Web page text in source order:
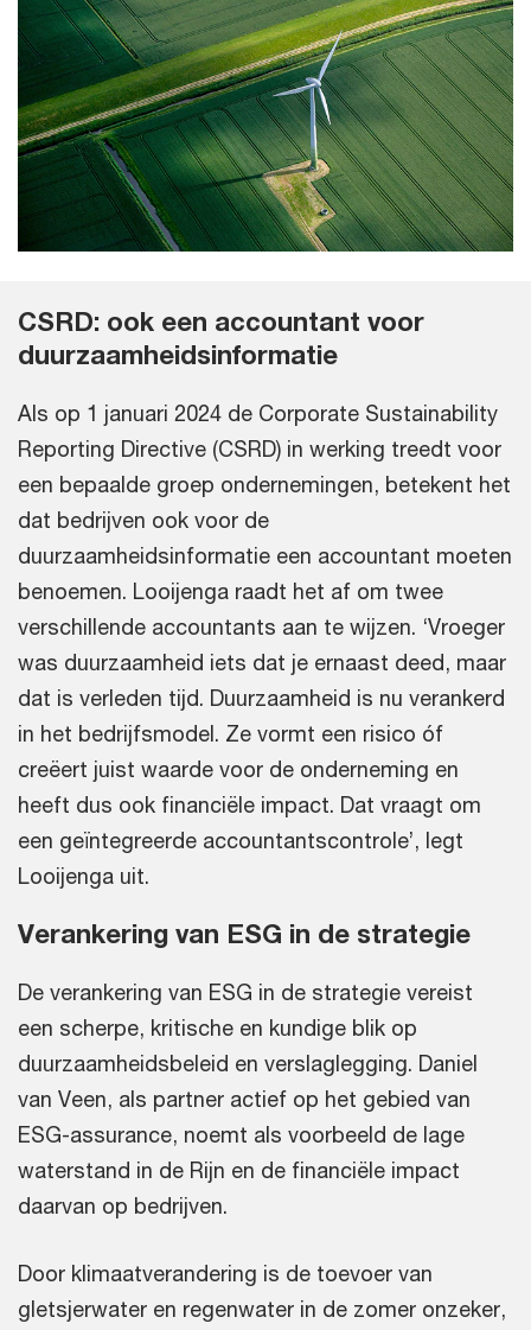
CSRD: ook een accountant voor
duurzaamheidsinformatie
Als op 1 januari 2024 de Corporate Sustainability
Reporting Directive (CSRD) in werking treedt voor
een bepaalde groep ondernemingen, betekent het
dat bedrijven ook voor de
duurzaamheidsinformatie een accountant moeten
benoemen. Looijenga raadt het af om twee
verschillende accountants aan te wijzen. ‘Vroeger
was duurzaamheid iets dat je ernaast deed, maar
dat is verleden tijd. Duurzaamheid is nu verankerd
in het bedrijfsmodel. Ze vormt een risico óf
creëert juist waarde voor de onderneming en
heeft dus ook financiële impact. Dat vraagt om
een geïntegreerde accountantscontrole’, legt
Looijenga uit.
Verankering van ESG in de strategie
De verankering van ESG in de strategie vereist
een scherpe, kritische en kundige blik op
duurzaamheidsbeleid en verslaglegging. Daniel
van Veen, als partner actief op het gebied van
ESG-assurance, noemt als voorbeeld de lage
waterstand in de Rijn en de financiële impact
daarvan op bedrijven.
Door klimaatverandering is de toevoer van
gletsjerwater en regenwater in de zomer onzeker,